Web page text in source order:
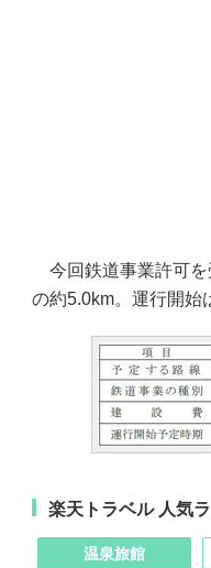
今回鉄道事業許可を
の約5.0km。運行開始
楽天トラベル 人気
温泉旅館